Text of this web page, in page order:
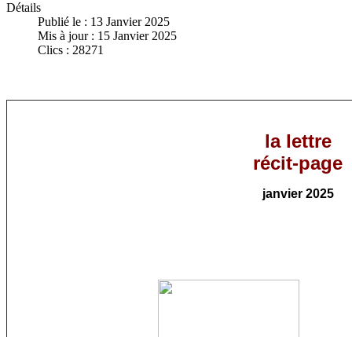
Détails
Publié le : 13 Janvier 2025
Mis à jour : 15 Janvier 2025
Clics : 28271
la lettre
récit-page
janvier 2025